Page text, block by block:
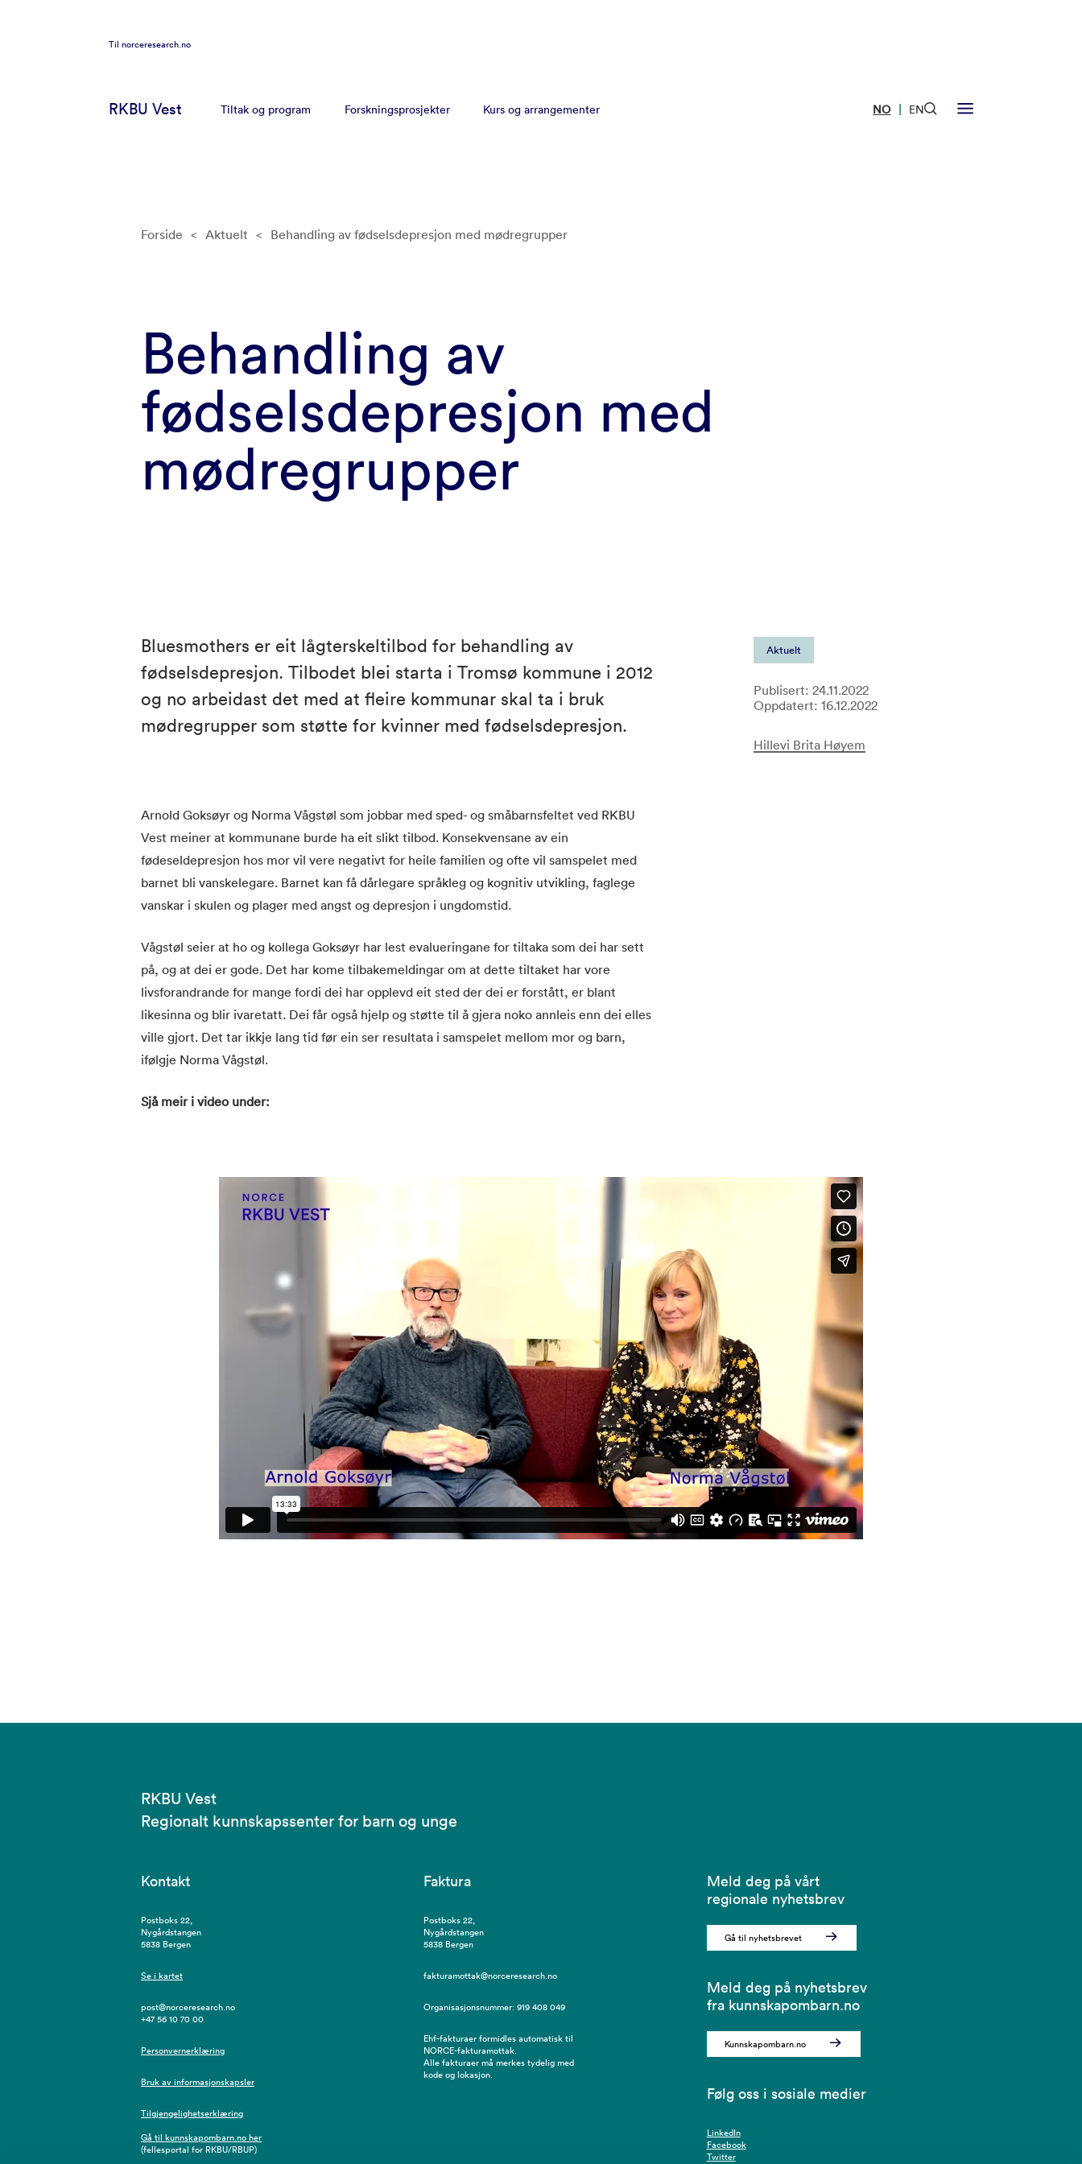
Til norceresearch.no
RKBU Vest Tiltak og program Forskningsprosjekter Kurs og arrangementer NO | EN
Forside < Aktuelt < Behandling av fødselsdepresjon med mødregrupper
Behandling av
fødselsdepresjon med
mødregrupper
Aktuelt
Publisert: 24.11.2022
Oppdatert: 16.12.2022
Hillevi Brita Høyem
Bluesmothers er eit lågterskeltilbod for behandling av
fødselsdepresjon. Tilbodet blei starta i Tromsø kommune i 2012
og no arbeidast det med at fleire kommunar skal ta i bruk
mødregrupper som støtte for kvinner med fødselsdepresjon.
Arnold Goksøyr og Norma Vågstøl som jobbar med sped- og småbarnsfeltet ved RKBU
Vest meiner at kommunane burde ha eit slikt tilbod. Konsekvensane av ein
fødeseldepresjon hos mor vil vere negativt for heile familien og ofte vil samspelet med
barnet bli vanskelegare. Barnet kan få dårlegare språkleg og kognitiv utvikling, faglege
vanskar i skulen og plager med angst og depresjon i ungdomstid.
Vågstøl seier at ho og kollega Goksøyr har lest evalueringane for tiltaka som dei har sett
på, og at dei er gode. Det har kome tilbakemeldingar om at dette tiltaket har vore
livsforandrande for mange fordi dei har opplevd eit sted der dei er forstått, er blant
likesinna og blir ivaretatt. Dei får også hjelp og støtte til å gjera noko annleis enn dei elles
ville gjort. Det tar ikkje lang tid før ein ser resultata i samspelet mellom mor og barn,
ifølgje Norma Vågstøl.
Sjå meir i video under:
RKBU Vest
Regionalt kunnskapssenter for barn og unge
Kontakt
Postboks 22,
Nygårdstangen
5838 Bergen
Se i kartet
post@norceresearch.no
+47 56 10 70 00
Personvernerklæring
Bruk av informasjonskapsler
Tilgjengelighetserklæring
Gå til kunnskapombarn.no her
(fellesportal for RKBU/RBUP)
Faktura
Postboks 22,
Nygårdstangen
5838 Bergen
fakturamottak@norceresearch.no
Organisasjonsnummer: 919 408 049
Ehf-fakturaer formidles automatisk til
NORCE-fakturamottak.
Alle fakturaer må merkes tydelig med
kode og lokasjon.
Meld deg på vårt
regionale nyhetsbrev
Gå til nyhetsbrevet
Meld deg på nyhetsbrev
fra kunnskapombarn.no
Kunnskapombarn.no
Følg oss i sosiale medier
LinkedIn
Facebook
Twitter